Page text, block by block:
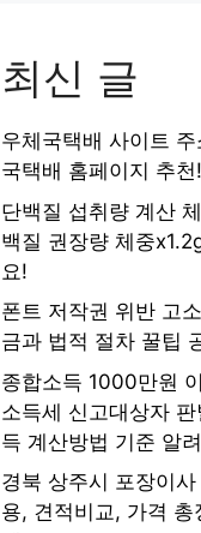
최신 글
우체국택배 사이트
국택배 홈페이지 추천!
단백질 섭취량 계산
백질 권장량 체중
요!
폰트 저작권 위반 고
금과 법적 절차 꿀팁
종합소득 1000만원
소득세 신고대상자
득 계산방법 기준 알
경북 상주시 포장이
용, 견적비교, 가격 총